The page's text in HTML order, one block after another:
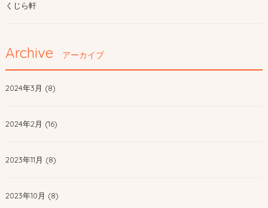
くじら軒
Archive アーカイブ
2024年3月 (8)
2024年2月 (16)
2023年11月 (8)
2023年10月 (8)